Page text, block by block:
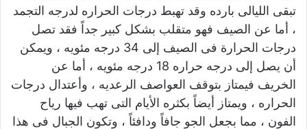
تبقى الليالى بارده وقد تهبط درجات الحراره لدرجه التجمد
، أما عن الصيف فهو متقلب بشكل كبير جداً فقد تصل
درجات الحرارة فى الصيف إلى 34 درجه مئويه ، ويمكن
أن يصل إلى درجه حراره 18 درجه مئويه ، أما عن
الخريف فيمتاز بتوقف العواصف الرعديه ، وأعتدال درجات
الحراره ، ويمتاز أيضاً بكثره الأيام التى تهب فيها رياح
الفون ، مما بجعل الجو جافاً ودافئاً ، وتكون الجبال فى هذا